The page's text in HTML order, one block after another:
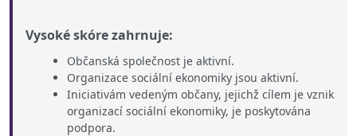
Vysoké skóre zahrnuje:
Občanská společnost je aktivní.
Organizace sociální ekonomiky jsou aktivní.
Iniciativám vedeným občany, jejichž cílem je vznik
organizací sociální ekonomiky, je poskytována
podpora.